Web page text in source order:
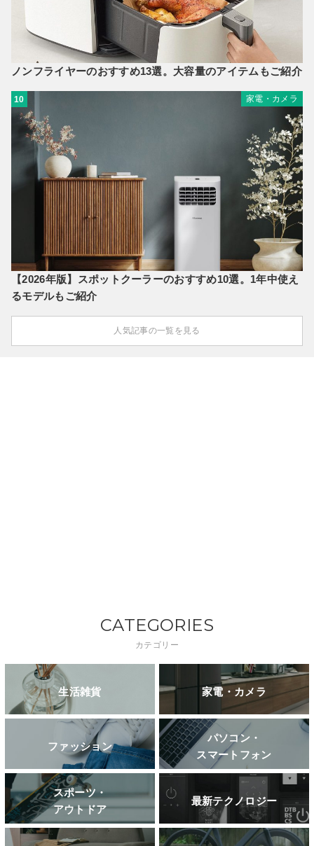
ノンフライヤーのおすすめ13選。大容量のアイテムもご紹介
10 家電・カメラ
【2026年版】スポットクーラーのおすすめ10選。1年中使え
るモデルもご紹介
人気記事の一覧を見る
CATEGORIES
カテゴリー
生活雑貨 家電・カメラ
ファッション
パソコン・
スマートフォン
スポーツ・
アウトドア
最新テクノロジー